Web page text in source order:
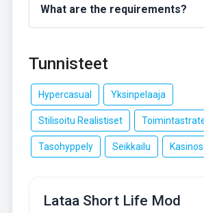
What are the requirements?
Tunnisteet
Hypercasual Yksinpelaaja
Stilisoitu Realistiset
Tasohyppely Seikkailu
Lataa Short Life Mod